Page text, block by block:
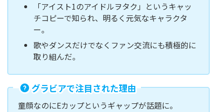
「アイスト1のアイドルヲタク」というキャッ
チコピーで知られ、明るく元気なキャラクタ
ー。
歌やダンスだけでなくファン交流にも積極的に
取り組んだ。
グラビアで注目された理由
童顔なのにEカップというギャップが話題に。